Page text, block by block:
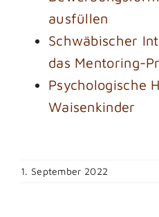
ausfüllen
Schwäbischer
das Mentoring-
Psychologische
Waisenkinder
1. September 2022